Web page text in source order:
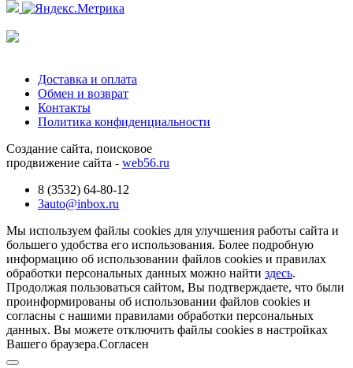
Доставка и оплата
Обмен и возврат
Контакты
Политика конфиденциальности
Создание сайта, поисковое
продвижение сайта - web56.ru
8 (3532) 64-80-12
3auto@inbox.ru
Мы используем файлы cookies для улучшения работы сайта и
большего удобства его использования. Более подробную
информацию об использовании файлов cookies и правилах
обработки персональных данных можно найти здесь.
Продолжая пользоваться сайтом, Вы подтверждаете, что были
проинформированы об использовании файлов cookies и
согласны с нашими правилами обработки персональных
данных. Вы можете отключить файлы cookies в настройках
Вашего браузера.Согласен